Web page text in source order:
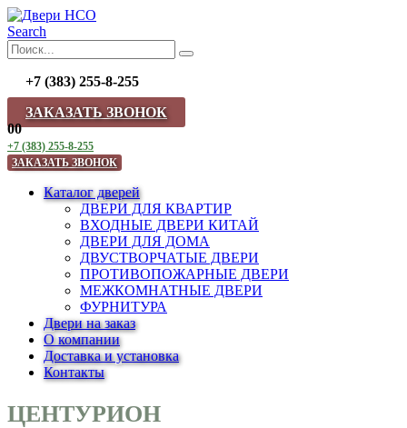
Search
+7 (383) 255-8-255
ЗАКАЗАТЬ ЗВОНОК
00
+7 (383) 255-8-255
ЗАКАЗАТЬ ЗВОНОК
Каталог дверей
ДВЕРИ ДЛЯ КВАРТИР
ВХОДНЫЕ ДВЕРИ КИТАЙ
ДВЕРИ ДЛЯ ДОМА
ДВУСТВОРЧАТЫЕ ДВЕРИ
ПРОТИВОПОЖАРНЫЕ ДВЕРИ
МЕЖКОМНАТНЫЕ ДВЕРИ
ФУРНИТУРА
Двери на заказ
О компании
Доставка и установка
Контакты
ЦЕНТУРИОН